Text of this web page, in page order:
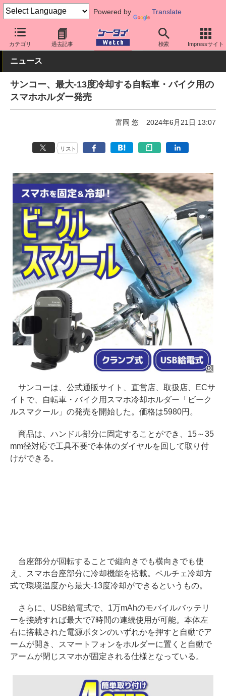
Powered by Translate
カテゴリ 過去記事 検索 Impressサイト
ケータイ Watch 周辺機器/アクセサリー
ニュース
サンコー、最大-13度冷却する自転車・バイク用の
スマホホルダー発売
富岡 悠 2024年6月21日 13:07
リスト
サンコーは、公式通販サイト、直営店、取扱店、ECサ
イトで、自転車・バイク用スマホ冷却ホルダー「ビーク
ルスマクール」の発売を開始した。価格は5980円。
商品は、ハンドル部分に固定することができ、15～35
mm径対応で工具不要で本体のダイヤルを回して取り付
けができる。
台座部分が回転することで縦向きでも横向きでも使
え、スマホ台座部分に冷却機能を搭載。ペルチェ冷却方
式で環境温度から最大-13度冷却ができるというもの。
さらに、USB給電式で、1万mAhのモバイルバッテリ
ーを接続すれば最大で7時間の連続使用が可能。本体左
右に搭載された電源ボタンのいずれかを押すと自動でア
ームが開き、スマートフォンをホルダーに置くと自動で
アームが閉じスマホが固定される仕様となっている。